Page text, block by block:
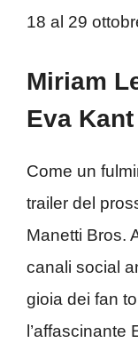
18 al 29
Miriam
Eva
Come un
trailer del
Manetti Bros.
canali social
gioia dei fan